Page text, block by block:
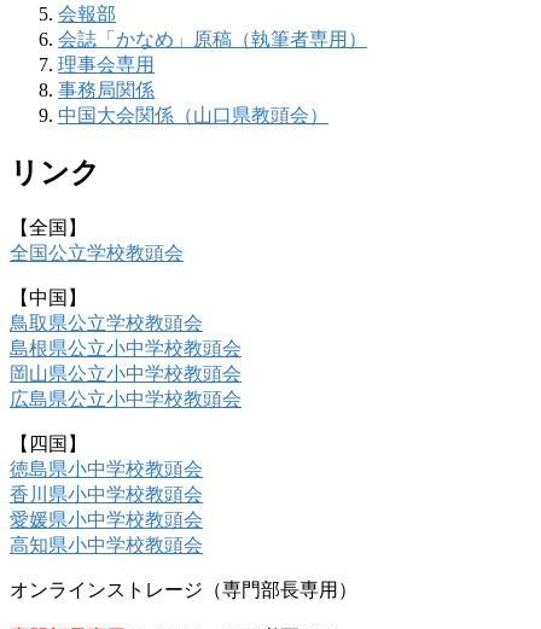
会報部
会誌「かなめ」原稿（執筆者専用）
理事会専用
事務局関係
中国大会関係（山口県教頭会）
リンク
【全国】
全国公立学校教頭会
【中国】
鳥取県公立学校教頭会
島根県公立小中学校教頭会
岡山県公立小中学校教頭会
広島県公立小中学校教頭会
【四国】
徳島県小中学校教頭会
香川県小中学校教頭会
愛媛県小中学校教頭会
高知県小中学校教頭会
オンラインストレージ（専門部長専用）